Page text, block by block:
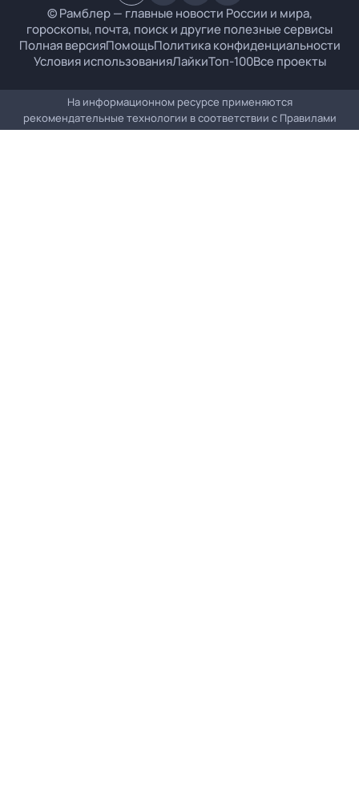
© Рамблер — главные новости России и мира,
гороскопы, почта, поиск и другие полезные сервисы
Полная версияПомощьПолитика конфиденциальности
Условия использованияЛайкиТоп-100Все проекты
На информационном ресурсе применяются
рекомендательные технологии в соответствии с Правилами